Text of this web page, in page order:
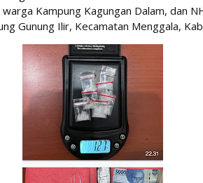
Kampung Kagungan Dalam, dan
Gunung Ilir, Kecamatan Menggala,